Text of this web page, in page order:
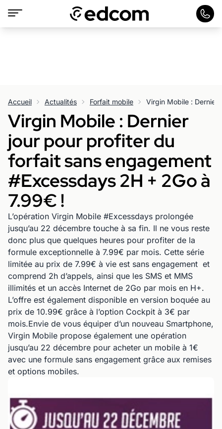
Accueil Actualités Forfait mobile
Virgin Mobile : Dernier
jour pour profiter du
forfait sans engagement
#Excessdays 2H + 2Go à
7.99€ !
L’opération Virgin Mobile #Excessdays prolongée
jusqu’au 22 décembre touche à sa fin. Il ne vous reste
donc plus que quelques heures pour profiter de la
formule exceptionnelle à 7.99€ par mois. Cette série
limitée au prix de 7.99€ à vie est sans engagement et
comprend 2h d’appels, ainsi que les SMS et MMS
illimités et un accès Internet de 2Go par mois en H+.
L’offre est également disponible en version boquée au
prix de 10.99€ grâce à l’option Cockpit à 3€ par
mois.Envie de vous équiper d’un nouveau Smartphone,
Virgin Mobile propose également une opération
jusqu’au 22 décembre pour acheter un mobile à 1€
avec une formule sans engagement grâce aux remises
et options mobiles.